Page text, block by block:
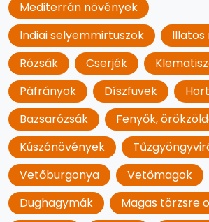
Mediterrán növények
Indiai selyemmirtuszok
Illatos
Rózsák
Cserjék
Páfrányok
Díszfüvek
Bazsarózsák
Fenyők,
Kúszónövények
Vetőburgonya
Vetőmagok
Dughagymák
Magas törzsre